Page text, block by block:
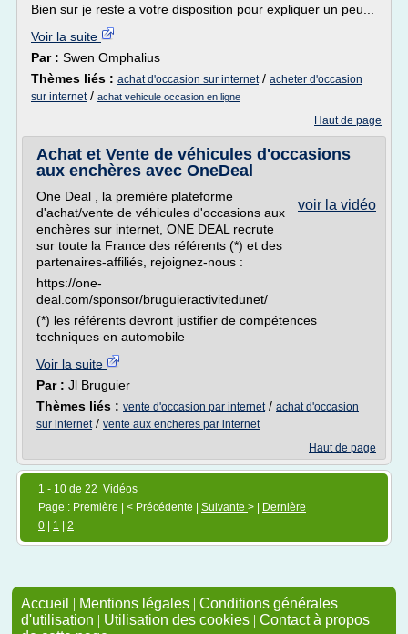
Bien sur je reste a votre disposition pour expliquer un peu...
Voir la suite
Par : Swen Omphalius
Thèmes liés : achat d'occasion sur internet/ acheter d'occasion
sur internet/ achat vehicule occasion en ligne
Haut de page
Achat et Vente de véhicules d'occasions
aux enchères avec OneDeal
voir la vidéo
One Deal , la première plateforme
d'achat/vente de véhicules d'occasions aux
enchères sur internet, ONE DEAL recrute
sur toute la France des référents (*) et des
partenaires-affiliés, rejoignez-nous :
https://one-
deal.com/sponsor/bruguieractivitedunet/
(*) les référents devront justifier de compétences
techniques en automobile
Voir la suite
Par : Jl Bruguier
Thèmes liés : vente d'occasion par internet/ achat d'occasion
sur internet/ vente aux encheres par internet
Haut de page
1 - 10 de 22 Vidéos
Page : Première | < Précédente | Suivante > |
Dernière
0
1 2
Accueil | Mentions légales | Conditions générales
d'utilisation | Utilisation des cookies | Contact à propos